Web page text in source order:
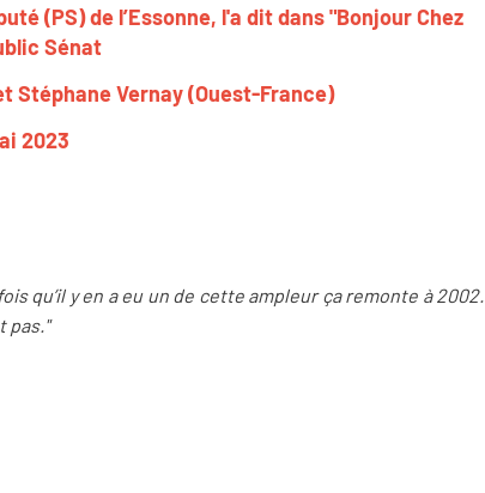
(PS) de l’Essonne, l'a dit dans "Bonjour Chez
Sénat
Stéphane Vernay (Ouest-France)
2023
qu’il y en a eu un de cette ampleur ça remonte à 2002.
pas."